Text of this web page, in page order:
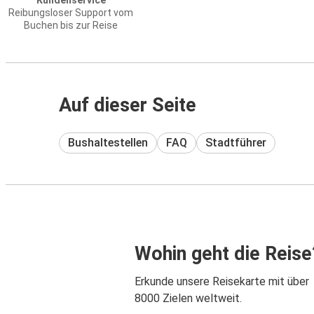
Reibungsloser Support vom
Buchen bis zur Reise
Auf dieser Seite
Bushaltestellen FAQ Stadtführer
Wohin geht die
Erkunde unsere Reisekarte mit über
8000 Zielen weltweit.